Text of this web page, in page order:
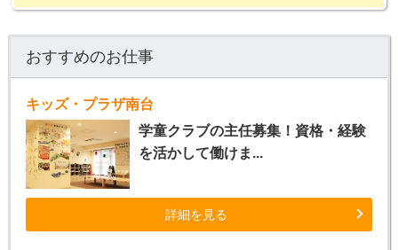
おすすめのお仕事
キッズ・プラザ南台
学童クラブの主任募集！資格・経験
を活かして働けま...
詳細を見る